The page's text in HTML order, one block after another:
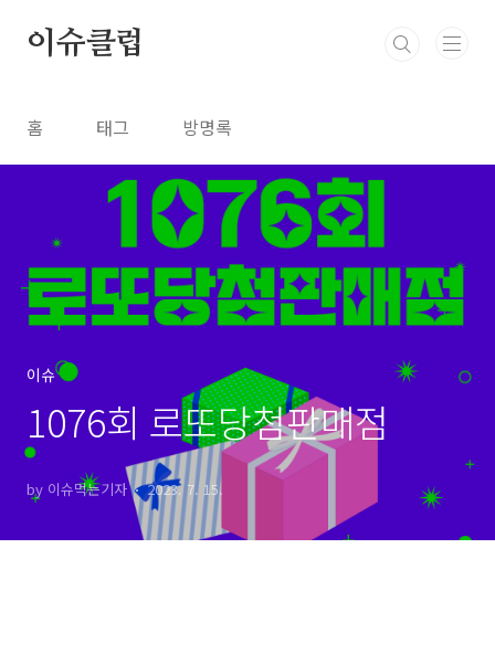
이슈클럽
홈 태그 방명록
이슈
1076회 로또당첨판매점
by 이슈먹는기자 2023. 7. 15.